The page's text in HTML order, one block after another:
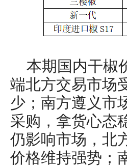
本期国内干椒
端北方交易市场
少；南方遵义市
采购，拿货心态
仍影响市场，北
价格维持强势；